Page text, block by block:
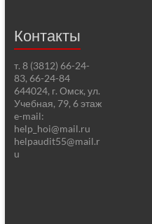
Контакты
т. 8 (3812) 66-24-
83, 66-24-84
644024, г. Омск, ул.
Учебная, 79, 6 этаж
e-mail:
help_hoi@mail.ru
helpaudit55@mail.r
u